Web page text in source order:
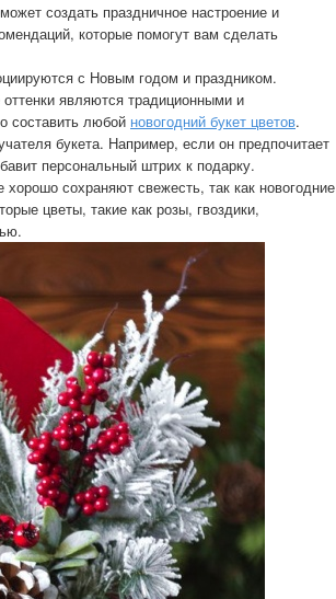
создать праздничное настроение и
которые помогут вам сделать
с Новым годом и праздником.
являются традиционными и
составить любой новогодний букет цветов.
букета. Например, если он предпочитает
персональный штрих к подарку.
сохраняют свежесть, так как новогодние
цветы, такие как розы, гвоздики,